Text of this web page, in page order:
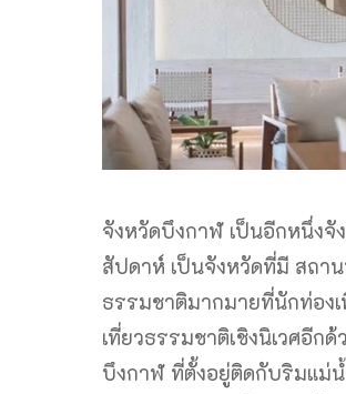
จังหวัดบึงกาฬ เป็นอีกหนึ่งจั
สัปดาห์ เป็นจังหวัดที่มี สถา
ธรรมชาติมากมายที่นักท่อง
เที่ยวธรรมชาติเชิงนิเวศอี
บึงกาฬ ที่ตั้งอยู่ติดกับริมแม่